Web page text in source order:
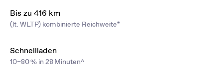
Bis zu 416 km
(lt. WLTP) kombinierte Reichweite*
Schnellladen
10–80 % in 28 Minuten^